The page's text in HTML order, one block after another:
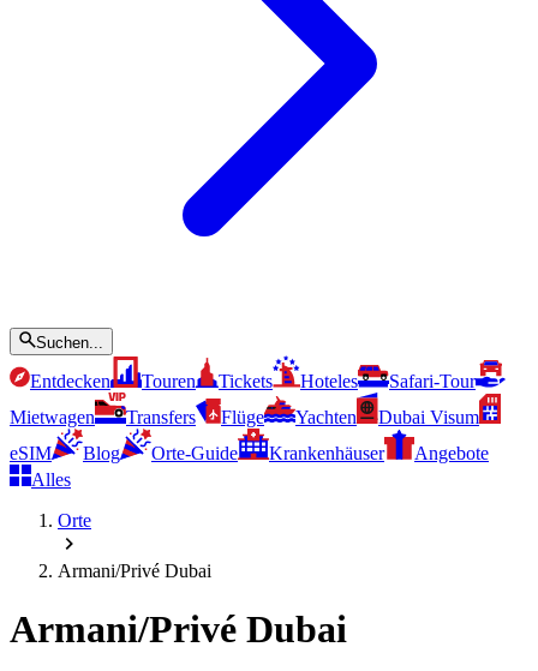
Suchen...
Entdecken Touren Tickets Hoteles
Safari-Tour
Mietwagen
Transfers Flüge Yachten
Dubai Visum
eSIM
Blog Orte-Guide Krankenhäuser
Angebote
Alles
Orte
Armani/Privé Dubai
Armani/Privé Dubai